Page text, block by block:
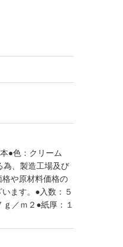
●色：クリーム
為、製造工場及び
や原材料価格の
ます。●入数：５
／ｍ２●紙厚：１